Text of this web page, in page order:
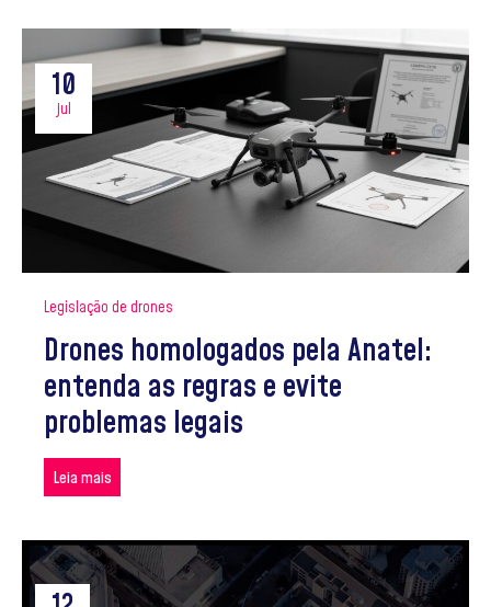
10
jul
Legislação de drones
Drones homologados pela Anatel:
entenda as regras e evite
problemas legais
Leia mais